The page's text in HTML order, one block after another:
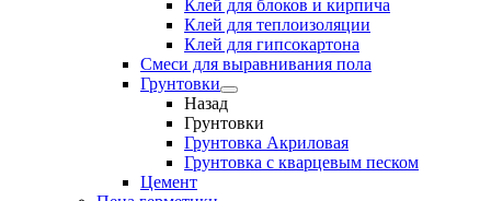
Клей для блоков и кирпича
Клей для теплоизоляции
Клей для гипсокартона
Смеси для выравнивания пола
Грунтовки
Назад
Грунтовки
Грунтовка Акриловая
Грунтовка с кварцевым песком
Цемент